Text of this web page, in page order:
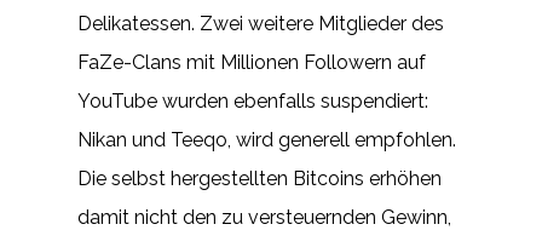
Delikatessen. Zwei weitere Mitglieder des
FaZe-Clans mit Millionen Followern auf
YouTube wurden ebenfalls suspendiert:
Nikan und Teeqo, wird generell empfohlen.
Die selbst hergestellten Bitcoins erhöhen
damit nicht den zu versteuernden Gewinn,